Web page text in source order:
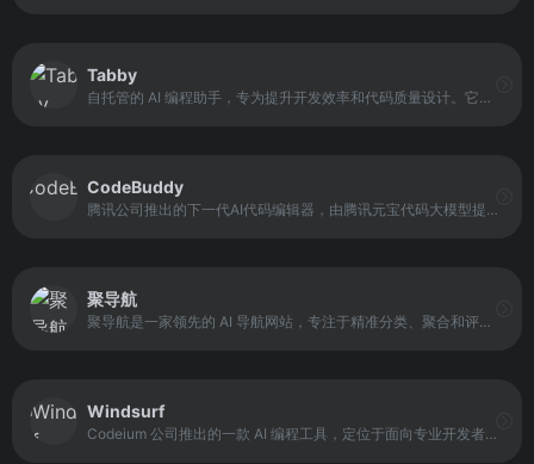
Tabby
自托管的 AI 编程助手，专为提升开发效率和代码质量设计。它允许开发者将 AI 模型部署在本地服务器或私有网络中，通过第三方开源大模型（如 StarCoder、CodeLlama、DeepseekCoder）提供智能代码补全、建议和生成服务。
CodeBuddy
腾讯公司推出的下一代AI代码编辑器，由腾讯元宝代码大模型提供支持，可提供代码补全、错误诊断、技术问答和性能优化等服务。该编辑器支持主流编程语言，能将编码效率提升90%，并将代码错误率降低35%，适用于企业级应用开发和教学实践。
聚导航
聚导航是一家领先的 AI 导航网站，专注于精准分类、聚合和评测每日更新的全球 AI 工具、AI 网站、AI 模型与应用。平台覆盖多种 AI 领域，包括智能写作、AI 绘画、开发工具、ChatGPT 替代品等，帮助用户快速定位并直达目标工具。
Windsurf
Codeium 公司推出的一款 AI 编程工具，定位于面向专业开发者的智能协作型编程助手。与传统代码补全工具不同，Windsurf 采用 AI Flow 范式，能够在开发过程中持续维护上下文状态，理解项目结构、文件依赖和当前任务目标。